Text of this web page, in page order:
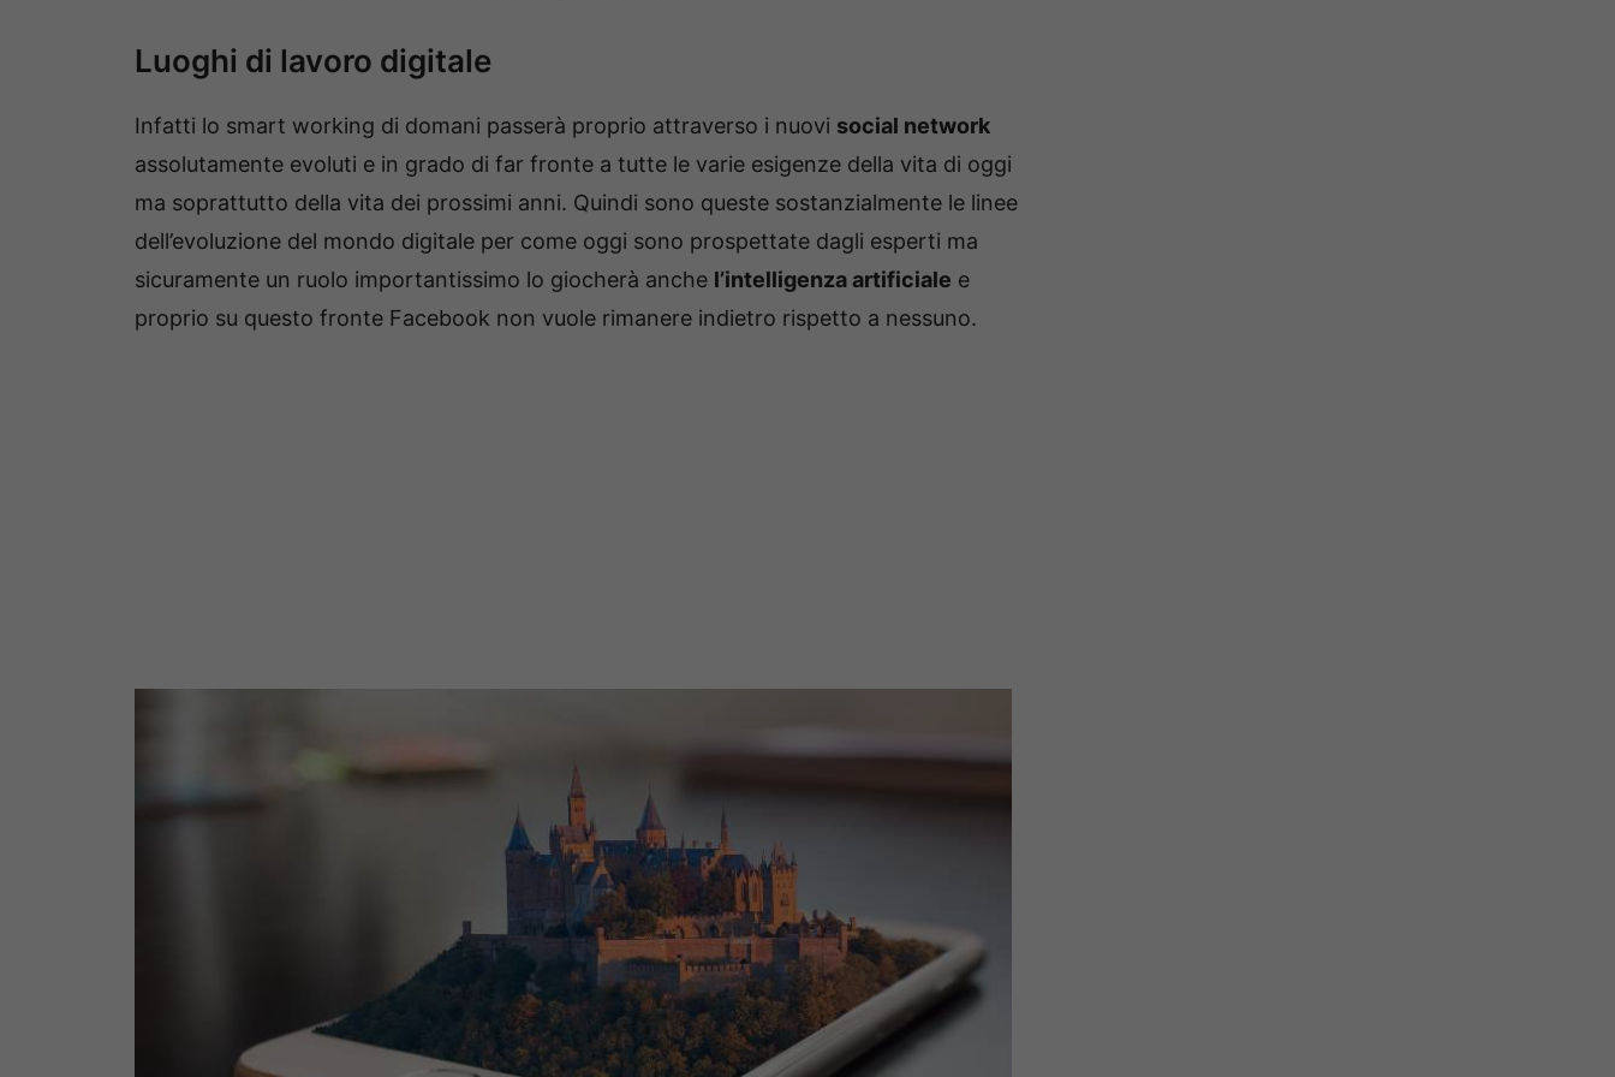
Luoghi di lavoro digitale
Infatti lo smart working di domani passerà proprio attraverso i nuovi social network
assolutamente evoluti e in grado di far fronte a tutte le varie esigenze della vita di oggi
ma soprattutto della vita dei prossimi anni. Quindi sono queste sostanzialmente le linee
dell’evoluzione del mondo digitale per come oggi sono prospettate dagli esperti ma
sicuramente un ruolo importantissimo lo giocherà anche l’intelligenza artificiale e
proprio su questo fronte Facebook non vuole rimanere indietro rispetto a nessuno.